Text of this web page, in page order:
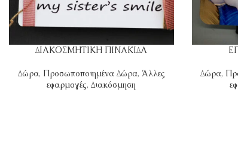
ΔΙΑΚΟΣΜΗΤΙΚΗ ΠΙΝΑΚΙΔΑ
Δώρα, Προσωποποιημένα Δώρα, Άλλες
εφαρμογές,Διακόσμηση
Δώρα,